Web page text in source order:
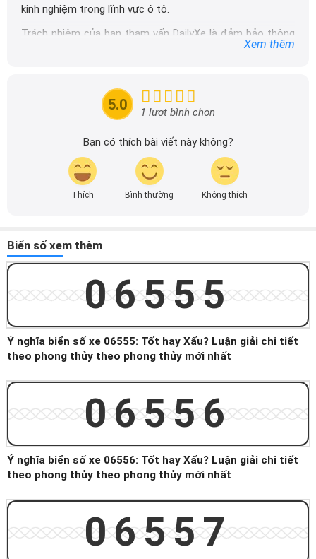
kinh nghiệm trong lĩnh vực ô tô.
Trách nhiệm của ban tham vấn DailyXe là đảm bảo thông
tin chính xác được đăng tải trên dailyxe.com.vn, thường
tin nhanh chóng và dễ dàng hơn.
Xem thêm
5.0 1 lượt bình chọn
Bạn có thích bài viết này không?
Thích Bình thường Không thích
Biển số xem thêm
06555
Ý nghĩa biển số xe 06555: Tốt hay Xấu? Luận giải chi tiết
theo phong thủy theo phong thủy mới nhất
06556
Ý nghĩa biển số xe 06556: Tốt hay Xấu? Luận giải chi tiết
theo phong thủy theo phong thủy mới nhất
06557